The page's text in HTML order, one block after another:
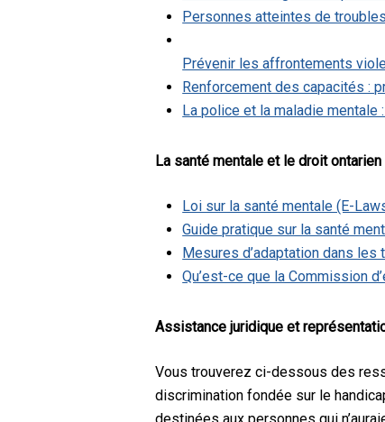
Personnes atteintes de
Prévenir les affrontements
Renforcement des capacités :
La police et la maladie
La santé mentale et le droit ontarien
Loi sur la santé mentale (E-
Guide pratique sur la santé
Mesures d’adaptation dans
Qu’est-ce que la Commission
Assistance juridique et
Vous trouverez ci-dessous des
discrimination fondée sur le